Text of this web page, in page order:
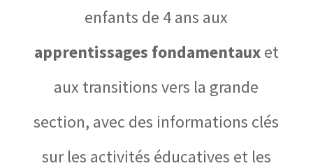
enfants de 4 ans aux
apprentissages fondamentauxet
aux transitions vers la grande
section, avec des informations clés
sur les activités éducatives et les